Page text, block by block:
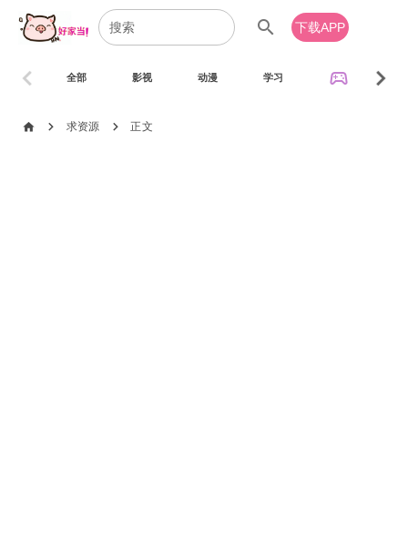
search 下载APP
全部 影视 动漫 学习 sports_esports
chevron_left chevron_right
home chevron_right 求资源 chevron_right 正文